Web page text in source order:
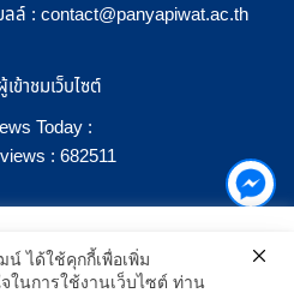
ลล์ : contact@panyapiwat.ac.th
ข้าชมเว็บไซต์
Today :
: 682511
ะประสบการณ์ที่ดีในการใช้งาน
ามารถเลือกแสดงสิ่งที่น่าสนใจสำหรับ
ได้ใช้คุกกี้เพื่อเพิ่ม
ในการใช้งานเว็บไซต์ ท่าน